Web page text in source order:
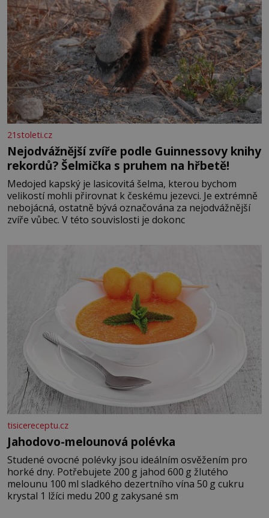
21stoleti.cz
Nejodvážnější zvíře podle Guinnessovy knihy
rekordů? Šelmička s pruhem na hřbetě!
Medojed kapský je lasicovitá šelma, kterou bychom
velikostí mohli přirovnat k českému jezevci. Je extrémně
nebojácná, ostatně bývá označována za nejodvážnější
zvíře vůbec. V této souvislosti je dokonc
tisicereceptu.cz
Jahodovo-melounová polévka
Studené ovocné polévky jsou ideálním osvěžením pro
horké dny. Potřebujete 200 g jahod 600 g žlutého
melounu 100 ml sladkého dezertního vína 50 g cukru
krystal 1 lžíci medu 200 g zakysané sm